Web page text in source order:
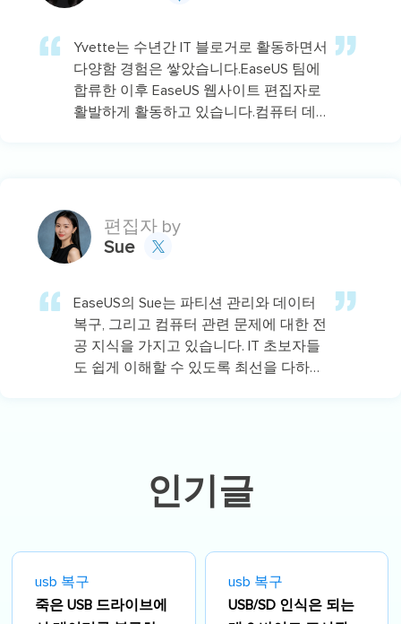
Yvette는 수년간 IT 블로거로 활동하면서
다양함 경험은 쌓았습니다.EaseUS 팀에
합류한 이후 EaseUS 웹사이트 편집자로
활발하게 활동하고 있습니다.컴퓨터 데
편집자 by
Sue

EaseUS의 Sue는 파티션 관리와 데이터
복구, 그리고 컴퓨터 관련 문제에 대한 전
공 지식을 가지고 있습니다. IT 초보자들
도 쉽게 이해할 수 있도록 최선을 다하고
인기글
usb 복구
죽은 USB 드라이브에
usb 복구
USB/SD 인식은 되는